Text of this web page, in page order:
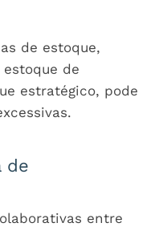
de estoque,
de
estratégico, pode
de
entre